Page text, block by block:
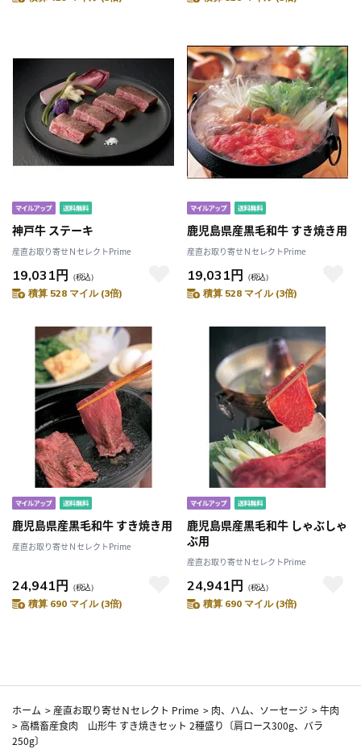
神戸牛 ステーキ
産直お取り寄せＮセレクトPrime
19,031円 （税込）
積算 528 マイル (3倍)
鹿児島県産黒毛和牛 すき焼き用
産直お取り寄せＮセレクトPrime
19,031円 （税込）
積算 528 マイル (3倍)
鹿児島県産黒毛和牛 すき焼き用
産直お取り寄せＮセレクトPrime
24,941円 （税込）
積算 690 マイル (3倍)
鹿児島県産黒毛和牛 しゃぶしゃ
ぶ用
産直お取り寄せＮセレクトPrime
24,941円 （税込）
積算 690 マイル (3倍)
ホーム > 産直お取り寄せＮセレクト Prime > 肉、ハム、ソーセージ >牛肉
>高橋畜産食肉 山形牛 すき焼きセット 2種盛り〔肩ロース300g、バラ
250g〕